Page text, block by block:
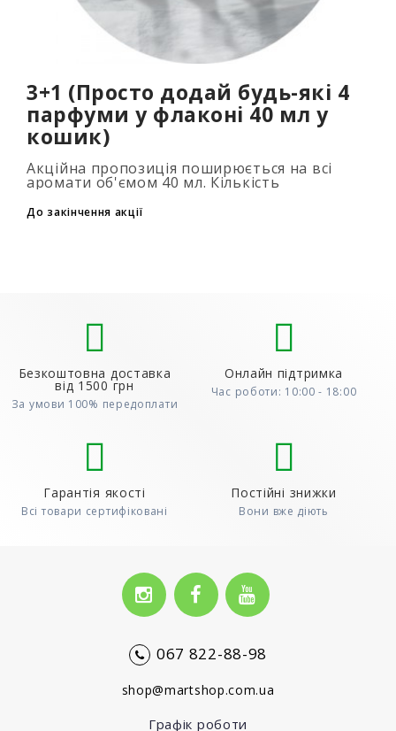
3+1 (Просто додай будь-які 4
парфуми у флаконі 40 мл у
кошик)
Акційна пропозиція поширюється на всі
аромати об'ємом 40 мл. Кількість
подарункових парфумів не обмежена (3+1,
6+2, 9+3) Для того, щоб скористатися акцією,
до..
До закінчення акції
Безкоштовна доставка
від 1500 грн
За умови 100% передоплати
Онлайн підтримка
Час роботи: 10:00 - 18:00
Гарантія якості
Всі товари сертифіковані
Постійні знижки
Вони вже діють
067 822-88-98
shop@martshop.com.ua
Графік роботи